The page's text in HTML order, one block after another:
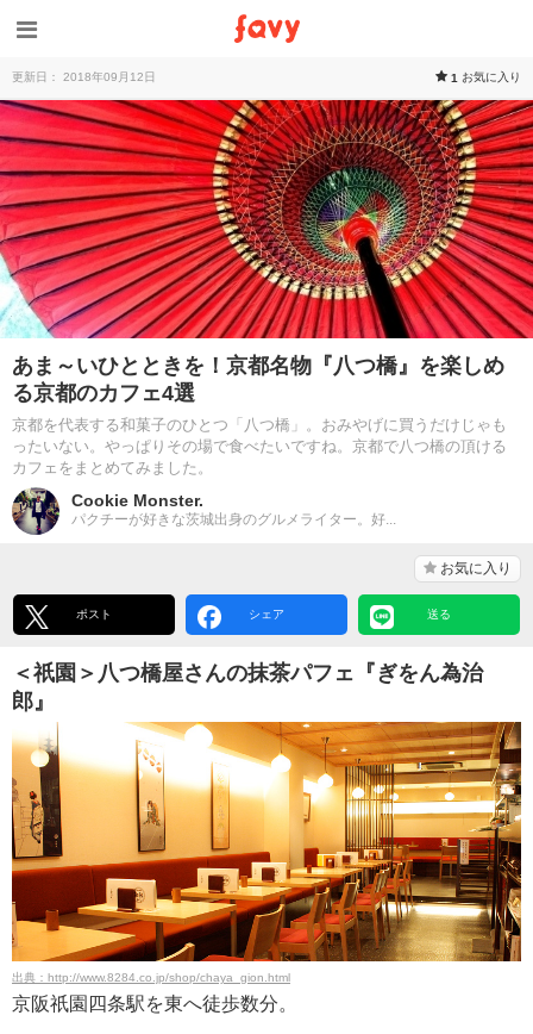
更新日： 2018年09月12日 1 お気に入り
あま～いひとときを！京都名物『八つ橋』を楽しめ
る京都のカフェ4選
京都を代表する和菓子のひとつ「八つ橋」。おみやげに買うだけじゃも
ったいない。やっぱりその場で食べたいですね。京都で八つ橋の頂ける
カフェをまとめてみました。
Cookie Monster.
パクチーが好きな茨城出身のグルメライター。好...
お気に入り
ポスト シェア 送る
＜祇園＞八つ橋屋さんの抹茶パフェ『ぎをん為治
郎』
出典：http://www.8284.co.jp/shop/chaya_gion.html
京阪祇園四条駅を東へ徒歩数分。